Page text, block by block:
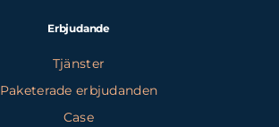
Erbjudande
Tjänster
Paketerade erbjudanden
Case